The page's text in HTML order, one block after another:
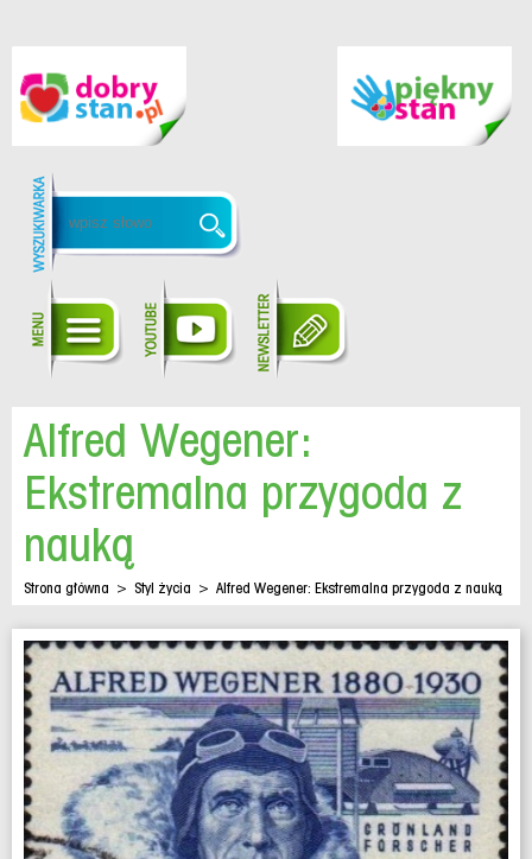
Alfred Wegener:
Ekstremalna przygoda z
nauką
Strona główna > Styl życia > Alfred Wegener: Ekstremalna przygoda z nauką